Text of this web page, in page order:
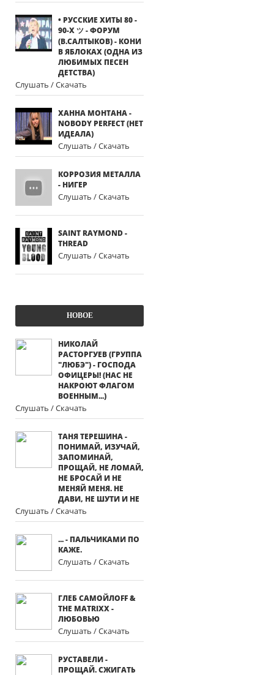
• РУССКИЕ ХИТЫ 80 -
90-Х ツ - ФОРУМ
(В.САЛТЫКОВ) - КОНИ
В ЯБЛОКАХ (ОДНА ИЗ
ЛЮБИМЫХ ПЕСЕН
ДЕТСТВА)
Слушать / Скачать
ХАННА МОНТАНА -
NOBODY PERFECT (НЕТ
ИДЕАЛА)
Слушать / Скачать
КОРРОЗИЯ МЕТАЛЛА
- НИГЕР
Слушать / Скачать
SAINT RAYMOND -
THREAD
Слушать / Скачать
НОВОЕ
НИКОЛАЙ
РАСТОРГУЕВ (ГРУППА
"ЛЮБЭ") - ГОСПОДА
ОФИЦЕРЫ! (НАС НЕ
НАКРОЮТ ФЛАГОМ
ВОЕННЫМ...)
Слушать / Скачать
ТАНЯ ТЕРЕШИНА -
ПОНИМАЙ, ИЗУЧАЙ,
ЗАПОМИНАЙ,
ПРОЩАЙ, НЕ ЛОМАЙ,
НЕ БРОСАЙ И НЕ
МЕНЯЙ МЕНЯ. НЕ
ДАВИ, НЕ ШУТИ И НЕ
Слушать / Скачать
... - ПАЛЬЧИКАМИ ПО
КАЖЕ.
Слушать / Скачать
ГЛЕБ САМОЙЛОFF &
THE MATRIXX -
ЛЮБОВЬЮ
Слушать / Скачать
РУСТАВЕЛИ -
ПРОЩАЙ. СЖИГАТЬ